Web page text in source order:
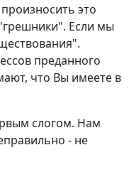
это
Если мы
преданного
что Вы имеете в
слогом. Нам
- не